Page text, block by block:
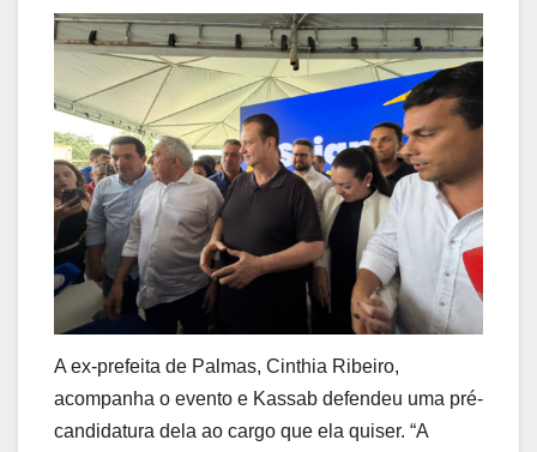
A ex-prefeita de Palmas, Cinthia Ribeiro,
acompanha o evento e Kassab defendeu uma pré-
candidatura dela ao cargo que ela quiser. “A